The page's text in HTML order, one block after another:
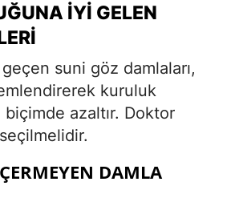
İYI GELEN
suni göz damlaları,
kuruluk
biçimde azaltır. Doktor
DAMLA